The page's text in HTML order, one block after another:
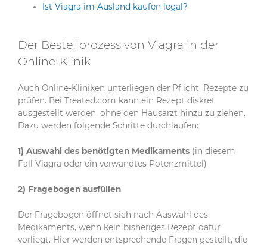
Ist Viagra im Ausland kaufen legal?
Der Bestellprozess von Viagra in der
Online-Klinik
Auch Online-Kliniken unterliegen der Pflicht, Rezepte zu
prüfen. Bei Treated.com kann ein Rezept diskret
ausgestellt werden, ohne den Hausarzt hinzu zu ziehen.
Dazu werden folgende Schritte durchlaufen:
1) Auswahl des benötigten Medikaments (in diesem
Fall Viagra oder ein verwandtes Potenzmittel)
2) Fragebogen ausfüllen
Der Fragebogen öffnet sich nach Auswahl des
Medikaments, wenn kein bisheriges Rezept dafür
vorliegt. Hier werden entsprechende Fragen gestellt, die